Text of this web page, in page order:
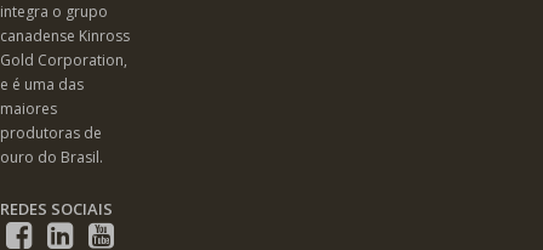
integra o grupo
canadense Kinross
Gold Corporation,
e é uma das
maiores
produtoras de
ouro do Brasil.
REDES SOCIAIS